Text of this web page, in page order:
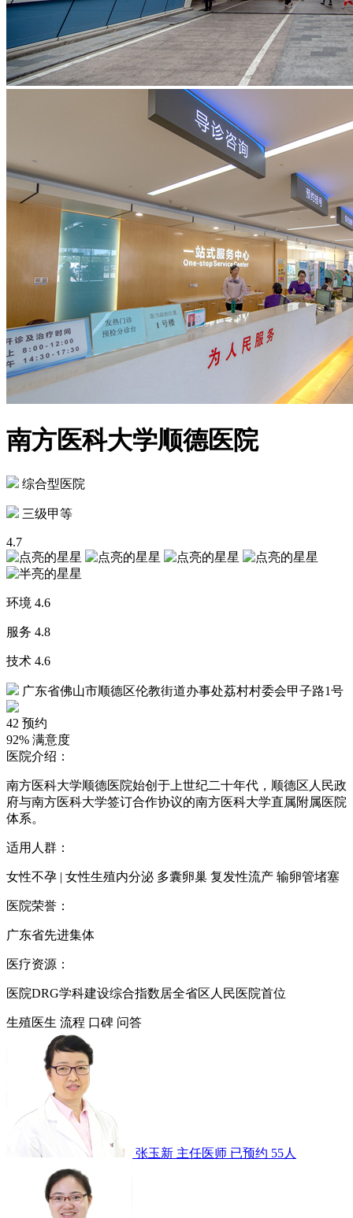
南方医科大学顺德医院
综合型医院
三级甲等
4.7
环境 4.6
服务 4.8
技术 4.6
广东省佛山市顺德区伦教街道办事处荔村村委会甲子路1号
42 预约
92% 满意度
医院介绍：
南方医科大学顺德医院始创于上世纪二十年代，顺德区人民政
府与南方医科大学签订合作协议的南方医科大学直属附属医院
体系。
适用人群：
女性不孕 | 女性生殖内分泌 多囊卵巢 复发性流产 输卵管堵塞
医院荣誉：
广东省先进集体
医疗资源：
医院DRG学科建设综合指数居全省区人民医院首位
生殖医生 流程 口碑 问答
张玉新 主任医师 已预约 55人